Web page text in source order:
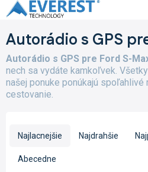
Prejsť
na
Autorádio s GPS
Autorádio s GPS pre Ford S-
nech sa vydáte kamkoľvek.
našej ponuke ponúkajú spoľahlivé
cestovanie.
Najlacnejšie Najdrahšie
Abecedne